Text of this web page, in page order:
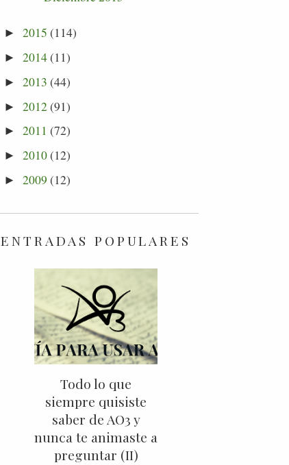
► 2015 (114)
► 2014(11)
► 2013 (44)
► 2012(91)
► 2011 (72)
► 2010(12)
► 2009 (12)
ENTRADAS POPULARES
Todo lo que
siempre quisiste
saber de AO3 y
nunca te animaste a
preguntar (II)